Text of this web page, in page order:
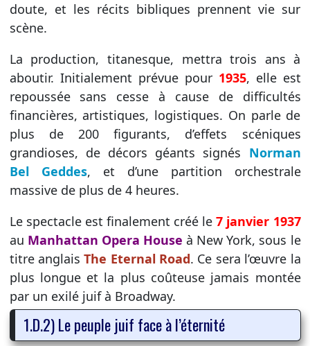
doute, et les récits bibliques prennent vie sur
scène.
La production, titanesque, mettra trois ans à
aboutir. Initialement prévue pour 1935, elle est
repoussée sans cesse à cause de difficultés
financières, artistiques, logistiques. On parle de
plus de 200 figurants, d’effets scéniques
grandioses, de décors géants signés Norman
Bel Geddes, et d’une partition orchestrale
massive de plus de 4 heures.
Le spectacle est finalement créé le7 janvier 1937
au Manhattan Opera House à New York, sous le
titre anglaisThe Eternal Road. Ce sera l’œuvre la
plus longue et la plus coûteuse jamais montée
par un exilé juif à Broadway.
1.D.2) Le peuple juif face à l’éternité